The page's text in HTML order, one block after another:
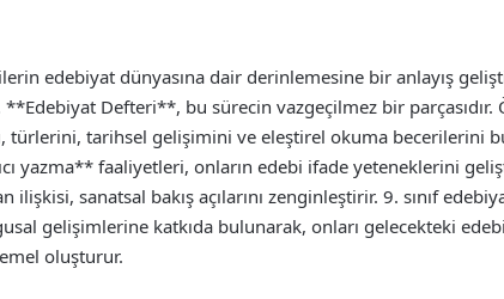
edebiyat dünyasına dair derinlemesine bir anlayış
Defteri**, bu sürecin vazgeçilmez bir parçasıdır.
türlerini, tarihsel gelişimini ve eleştirel okuma becerilerini
yazma** faaliyetleri, onların edebi ifade yeteneklerini
sanatsal bakış açılarını zenginleştirir. 9. sınıf
gelişimlerine katkıda bulunarak, onları gelecekteki edebi
oluşturur.